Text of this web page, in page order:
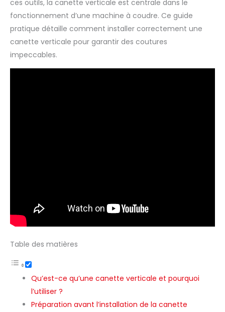
ces outils, la canette verticale est centrale dans le
fonctionnement d’une machine à coudre. Ce guide
pratique détaille comment installer correctement une
canette verticale pour garantir des coutures
impeccables.
Table des matières
Qu’est-ce qu’une canette verticale et pourquoi
l’utiliser ?
Préparation avant l’installation de la canette